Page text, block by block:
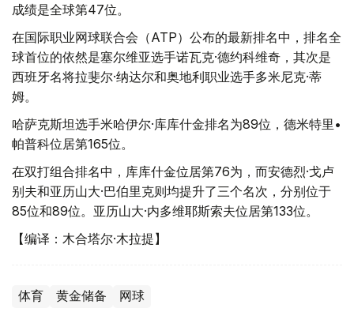
成绩是全球第47位。
在国际职业网球联合会（ATP）公布的最新排名中，排名全
球首位的依然是塞尔维亚选手诺瓦克·德约科维奇，其次是
西班牙名将拉斐尔·纳达尔和奥地利职业选手多米尼克·蒂
姆。
哈萨克斯坦选手米哈伊尔·库库什金排名为89位，德米特里•
帕普科位居第165位。
在双打组合排名中，库库什金位居第76为，而安德烈·戈卢
别夫和亚历山大·巴伯里克则均提升了三个名次，分别位于
85位和89位。亚历山大·内多维耶斯索夫位居第133位。
【编译：木合塔尔·木拉提】
体育 黄金储备 网球